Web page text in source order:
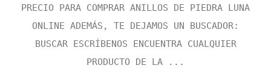
PRECIO PARA COMPRAR ANILLOS DE PIEDRA LUNA
ONLINE ADEMÁS, TE DEJAMOS UN BUSCADOR:
BUSCAR ESCRÍBENOS ENCUENTRA CUALQUIER
PRODUCTO DE LA ...